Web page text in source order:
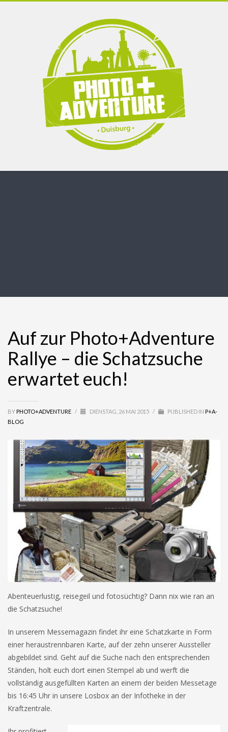
Auf zur Photo+Adventure
Rallye – die Schatzsuche
erwartet euch!
BY PHOTO+ADVENTURE / DIENSTAG, 26 MAI 2015 / PUBLISHED IN P+A-
BLOG
Abenteuerlustig, reisegeil und fotosüchtig? Dann nix wie ran an
die Schatzsuche!
In unserem Messemagazin findet ihr eine Schatzkarte in Form
einer heraustrennbaren Karte, auf der zehn unserer Aussteller
abgebildet sind. Geht auf die Suche nach den entsprechenden
Ständen, holt euch dort einen Stempel ab und werft die
vollständig ausgefüllten Karten an einem der beiden Messetage
bis 16:45 Uhr in unsere Losbox an der Infotheke in der
Kraftzentrale.